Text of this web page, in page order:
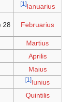
Ianuarius
[1]
Februarius
28 (leap years: 23 or 24)
Martius
Aprilis
Maius
Iunius
[1]
Quintilis